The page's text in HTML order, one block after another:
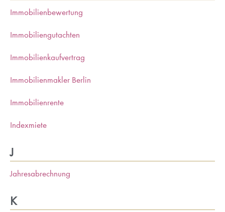
Immobilienbewertung
Immobiliengutachten
Immobilienkaufvertrag
Immobilienmakler Berlin
Immobilienrente
Indexmiete
J
Jahresabrechnung
K